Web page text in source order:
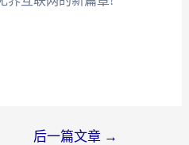
后一篇文章 →